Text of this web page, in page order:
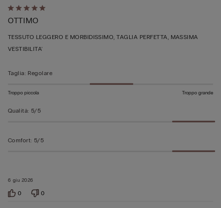
Valutato
5
su
5
6 giu 2026
OTTIMO
TESSUTO LEGGERO E MORBIDISSIMO, TAGLIA PERFETTA, MASSIMA
VESTIBILITA'
Taglia: Regolare
Troppo piccola Troppo grande
Qualità: 5/5
Comfort: 5/5
0 0